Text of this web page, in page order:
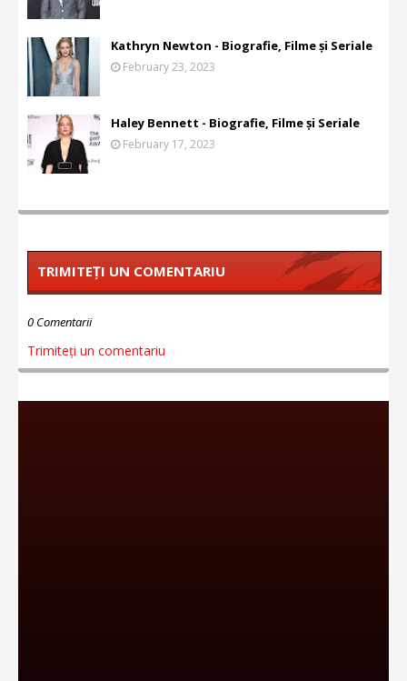
Kathryn Newton - Biografie, Filme și Seriale
February 23, 2023
Haley Bennett - Biografie, Filme și Seriale
February 17, 2023
TRIMITEȚI UN COMENTARIU
0 Comentarii
Trimiteți un comentariu